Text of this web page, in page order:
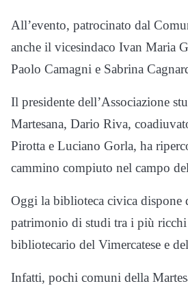
All’evento, patrocinato dal
anche il vicesindaco Ivan Maria
Paolo Camagni e Sabrina
Il presidente dell’Associazione
Martesana, Dario Riva,
Pirotta e Luciano Gorla, ha
cammino compiuto nel campo
Oggi la biblioteca civica dispone
patrimonio di studi tra i più ricchi
bibliotecario del Vimercatese e
Infatti, pochi comuni della